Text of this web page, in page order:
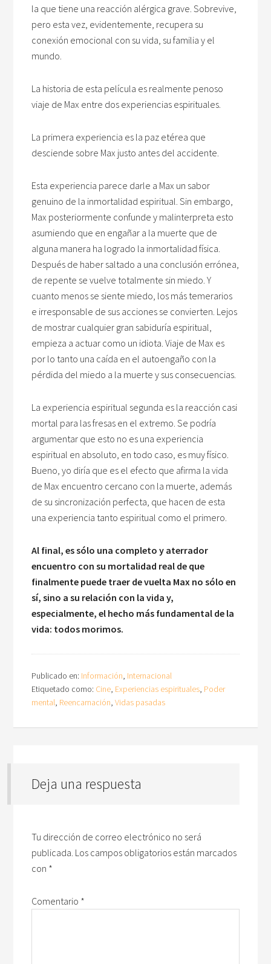
la que tiene una reacción alérgica grave. Sobrevive,
pero esta vez, evidentemente, recupera su
conexión emocional con su vida, su familia y el
mundo.
La historia de esta película es realmente penoso
viaje de Max entre dos experiencias espirituales.
La primera experiencia es la paz etérea que
desciende sobre Max justo antes del accidente.
Esta experiencia parece darle a Max un sabor
genuino de la inmortalidad espiritual. Sin embargo,
Max posteriormente confunde y malinterpreta esto
asumiendo que en engañar a la muerte que de
alguna manera ha logrado la inmortalidad física.
Después de haber saltado a una conclusión errónea,
de repente se vuelve totalmente sin miedo. Y
cuanto menos se siente miedo, los más temerarios
e irresponsable de sus acciones se convierten. Lejos
de mostrar cualquier gran sabiduría espiritual,
empieza a actuar como un idiota. Viaje de Max es
por lo tanto una caída en el autoengaño con la
pérdida del miedo a la muerte y sus consecuencias.
La experiencia espiritual segunda es la reacción casi
mortal para las fresas en el extremo. Se podría
argumentar que esto no es una experiencia
espiritual en absoluto, en todo caso, es muy físico.
Bueno, yo diría que es el efecto que afirma la vida
de Max encuentro cercano con la muerte, además
de su sincronización perfecta, que hacen de esta
una experiencia tanto espiritual como el primero.
Al final, es sólo una completo y aterrador
encuentro con su mortalidad real de que
finalmente puede traer de vuelta Max no sólo en
sí, sino a su relación con la vida y,
especialmente, el hecho más fundamental de la
vida: todos morimos.
Publicado en: Información, Internacional
Etiquetado como: Cine, Experiencias espirituales, Poder
mental, Reencarnación,Vidas pasadas
Deja una respuesta
Tu dirección de correo electrónico no será
publicada. Los campos obligatorios están marcados
con *
Comentario *